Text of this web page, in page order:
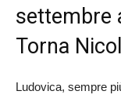
settembre
Torna
Ludovica, sempre